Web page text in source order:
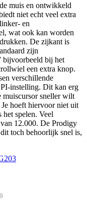
muis en ontwikkeld
niet echt veel extra
en
wat ook kan worden
De zijkant is
zijn
bijvoorbeeld bij het
een extra knop.
verschillende
instelling. Dit kan erg
muiscursor sneller wilt
hoeft hiervoor niet uit
spelen. Veel
12.000. De Prodigy
toch behoorlijk snel is,